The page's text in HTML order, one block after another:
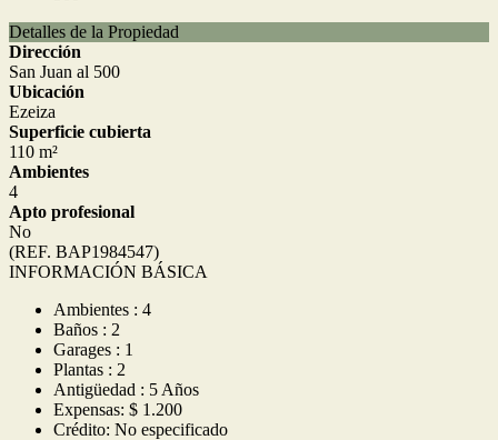
Detalles de la Propiedad
Dirección
San Juan al 500
Ubicación
Ezeiza
Superficie cubierta
110 m²
Ambientes
4
Apto profesional
No
(REF. BAP1984547)
INFORMACIÓN BÁSICA
Ambientes : 4
Baños : 2
Garages : 1
Plantas : 2
Antigüedad : 5 Años
Expensas: $ 1.200
Crédito: No especificado